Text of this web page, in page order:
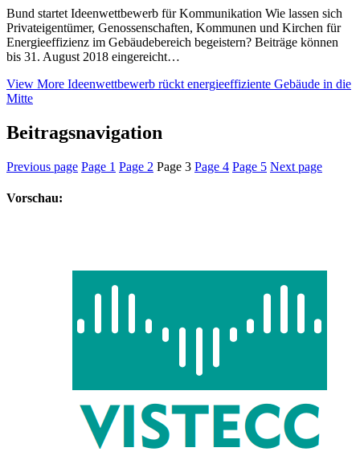
Bund startet Ideenwettbewerb für Kommunikation Wie lassen sich
Privateigentümer, Genossenschaften, Kommunen und Kirchen für
Energieeffizienz im Gebäudebereich begeistern? Beiträge können
bis 31. August 2018 eingereicht…
View More Ideenwettbewerb rückt energieeffiziente Gebäude in die
Mitte
Beitragsnavigation
Previous page Page 1 Page 2 Page 3 Page 4 Page 5 Next page
Vorschau: